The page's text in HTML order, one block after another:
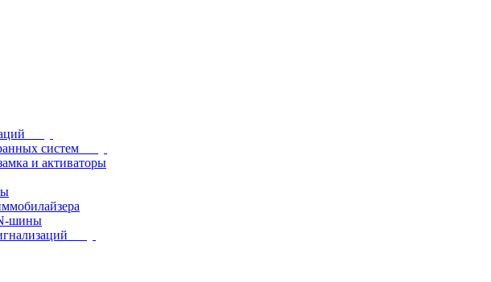
систем
и активаторы
шины